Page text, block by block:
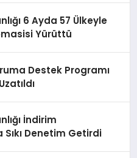
6 Ayda 57 Ülkeyle
Yürüttü
Destek Programı
İndirim
Sıkı Denetim Getirdi